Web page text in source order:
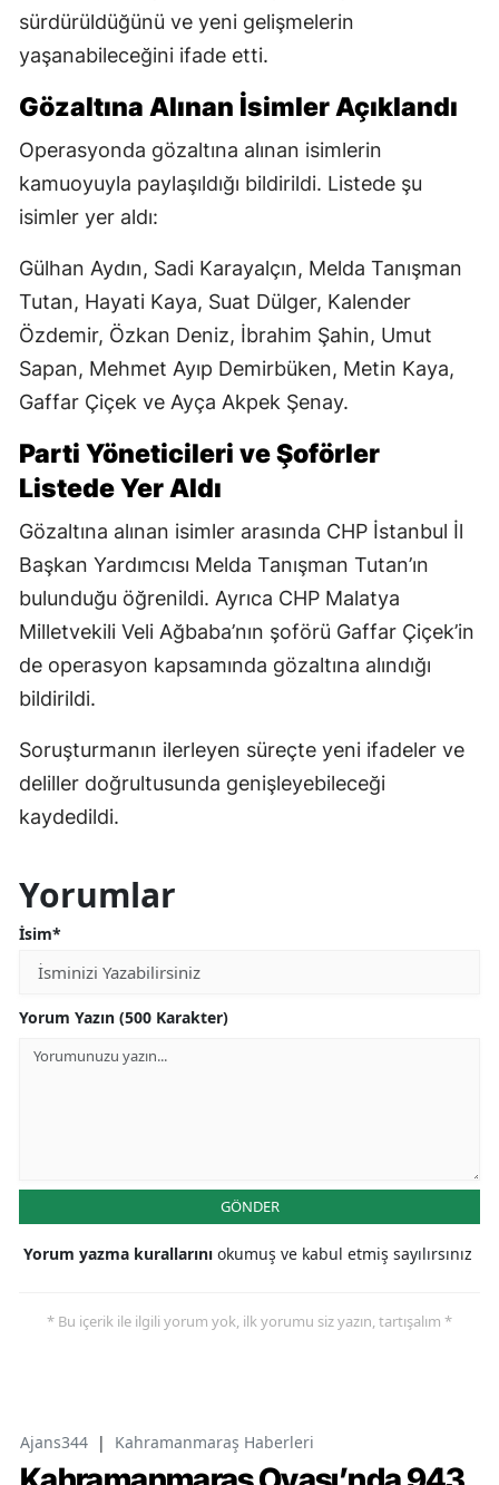
sürdürüldüğünü ve yeni gelişmelerin
yaşanabileceğini ifade etti.
Gözaltına Alınan İsimler Açıklandı
Operasyonda gözaltına alınan isimlerin
kamuoyuyla paylaşıldığı bildirildi. Listede şu
isimler yer aldı:
Gülhan Aydın, Sadi Karayalçın, Melda Tanışman
Tutan, Hayati Kaya, Suat Dülger, Kalender
Özdemir, Özkan Deniz, İbrahim Şahin, Umut
Sapan, Mehmet Ayıp Demirbüken, Metin Kaya,
Gaffar Çiçek ve Ayça Akpek Şenay.
Parti Yöneticileri ve Şoförler
Listede Yer Aldı
Gözaltına alınan isimler arasında CHP İstanbul İl
Başkan Yardımcısı Melda Tanışman Tutan’ın
bulunduğu öğrenildi. Ayrıca CHP Malatya
Milletvekili Veli Ağbaba’nın şoförü Gaffar Çiçek’in
de operasyon kapsamında gözaltına alındığı
bildirildi.
Soruşturmanın ilerleyen süreçte yeni ifadeler ve
deliller doğrultusunda genişleyebileceği
kaydedildi.
Yorumlar
İsim*
Yorum Yazın (500 Karakter)
GÖNDER
Yorum yazma kurallarını okumuş ve kabul etmiş sayılırsınız
* Bu içerik ile ilgili yorum yok, ilk yorumu siz yazın, tartışalım *
Ajans344 | Kahramanmaraş Haberleri